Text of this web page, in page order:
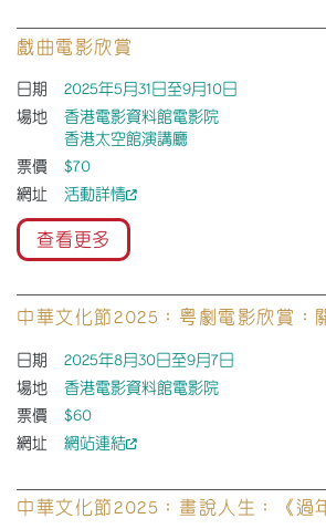
中華文化節2025：粤劇電影欣賞：
日期
2025年8月30日至9月7日
場地
香港電影資料館電影院
票價
$60
網址
網站連結
中華文化節2025：畫說人生：《過
戲曲電影欣賞
日期
2025年5月31日至9月10日
場地
香港電影資料館電影院
香港太空館演講廳
票價
$70
網址
活動詳情
查看更多